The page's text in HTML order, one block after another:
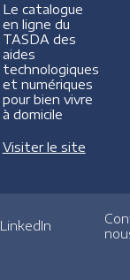
Le catalogue
en ligne du
TASDA des
aides
technologiques
et numériques
pour bien vivre
à domicile
Visiter le site
LinkedIn